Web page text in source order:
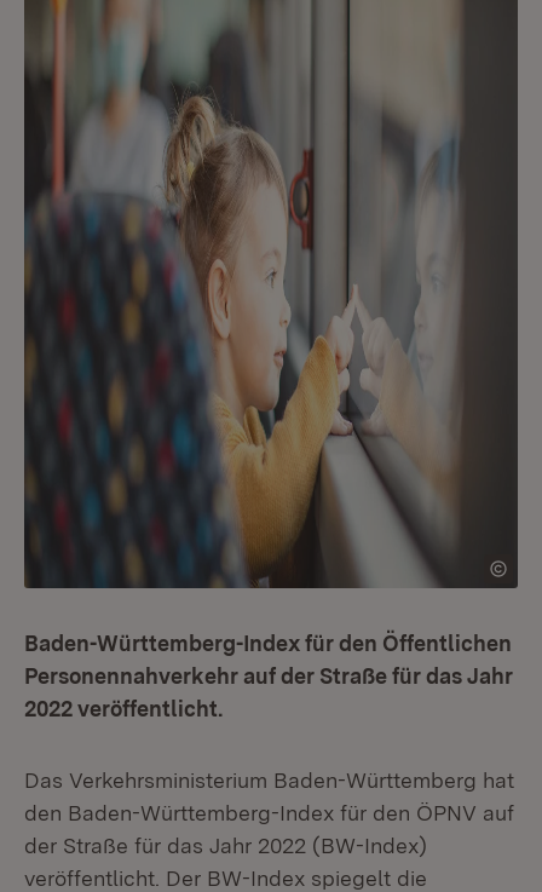
Baden-Württemberg-Index für den Öffentlichen
Personennahverkehr auf der Straße für das Jahr
2022 veröffentlicht.
Das Verkehrsministerium Baden-Württemberg hat
den Baden-Württemberg-Index für den ÖPNV auf
der Straße für das Jahr 2022 (BW-Index)
veröffentlicht. Der BW-Index spiegelt die